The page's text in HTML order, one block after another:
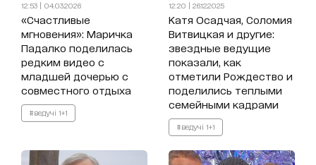
12:53 | 04.03.2026
«Счастливые
мгновения»: Маричка
Падалко поделилась
редким видео с
младшей дочерью с
совместного отдыха
#ведучі 1+1
12:20 | 26.12.2025
Катя Осадчая, Соломия
Витвицкая и другие:
звездные ведущие
показали, как
отметили Рождество и
поделились теплыми
семейными кадрами
#ведучі 1+1